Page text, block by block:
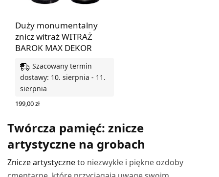
Duży monumentalny
znicz witraż WITRAŻ
BAROK MAX DEKOR
Szacowany termin
dostawy: 10. sierpnia - 11.
sierpnia
199,00zł
Twórcza pamięć: znicze
artystyczne na grobach
Znicze artystyczneto niezwykłe i piękne ozdoby